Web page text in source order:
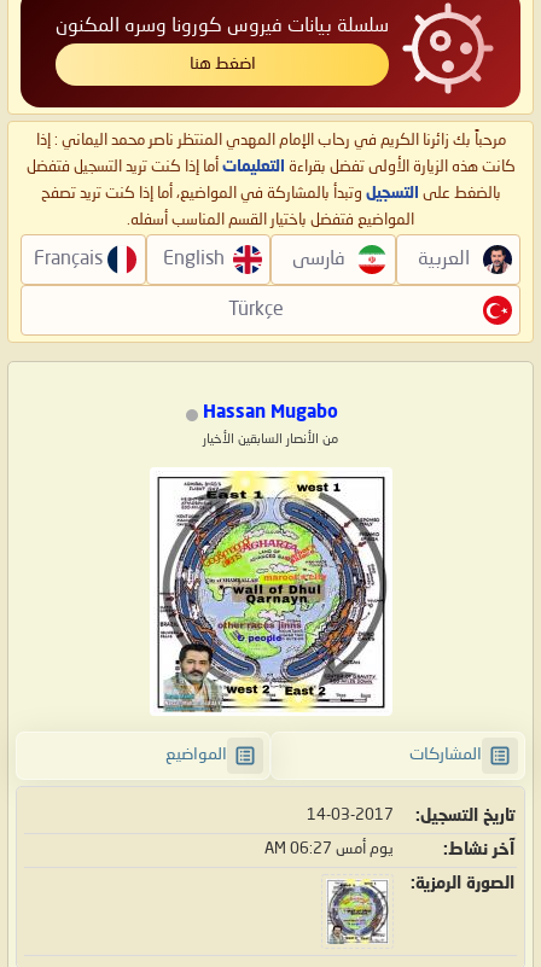
سلسلة بيانات فيروس كورونا وسره المكنون
اضغط هنا
مرحباً بك زائرنا الكريم في رحاب الإمام المهدي المنتظر ناصر محمد اليماني : إذا
كانت هذه الزيارة الأولى تفضل بقراءة التعليمات أما إذا كنت تريد التسجيل فتفضل
بالضغط على التسجيل وتبدأ بالمشاركة في المواضيع، أما إذا كنت تريد تصفح
المواضيع فتفضل باختيار القسم المناسب أسفله.
العربية فارسی English
Français
Türkçe
Hassan Mugabo
من الأنصار السابقين الأخيار
المشاركات المواضيع
تاريخ التسجيل 14-03-2017
آخر نشاط يوم أمس 06:27 AM
الصورة الرمزية